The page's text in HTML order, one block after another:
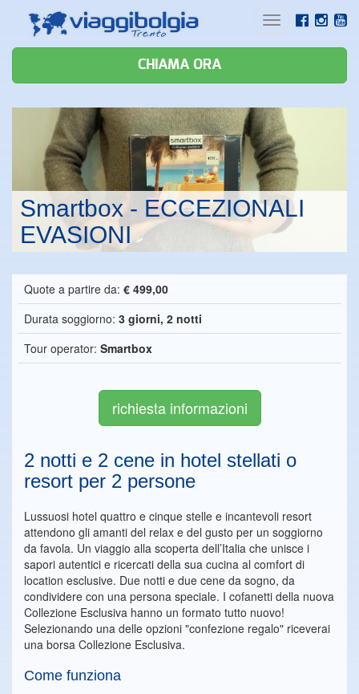
Toggle
CHIAMA ORA
Smartbox - ECCEZIONALI
EVASIONI
Quote a partire da: € 499,00
Durata soggiorno: 3 giorni, 2 notti
Tour operator: Smartbox
richiesta informazioni
2 notti e 2 cene in hotel stellati o
resort per 2 persone
Lussuosi hotel quattro e cinque stelle e incantevoli resort
attendono gli amanti del relax e del gusto per un soggiorno
da favola. Un viaggio alla scoperta dell’Italia che unisce i
sapori autentici e ricercati della sua cucina al comfort di
location esclusive. Due notti e due cene da sogno, da
condividere con una persona speciale. I cofanetti della nuova
Collezione Esclusiva hanno un formato tutto nuovo!
Selezionando una delle opzioni "confezione regalo" riceverai
una borsa Collezione Esclusiva.
Come funziona